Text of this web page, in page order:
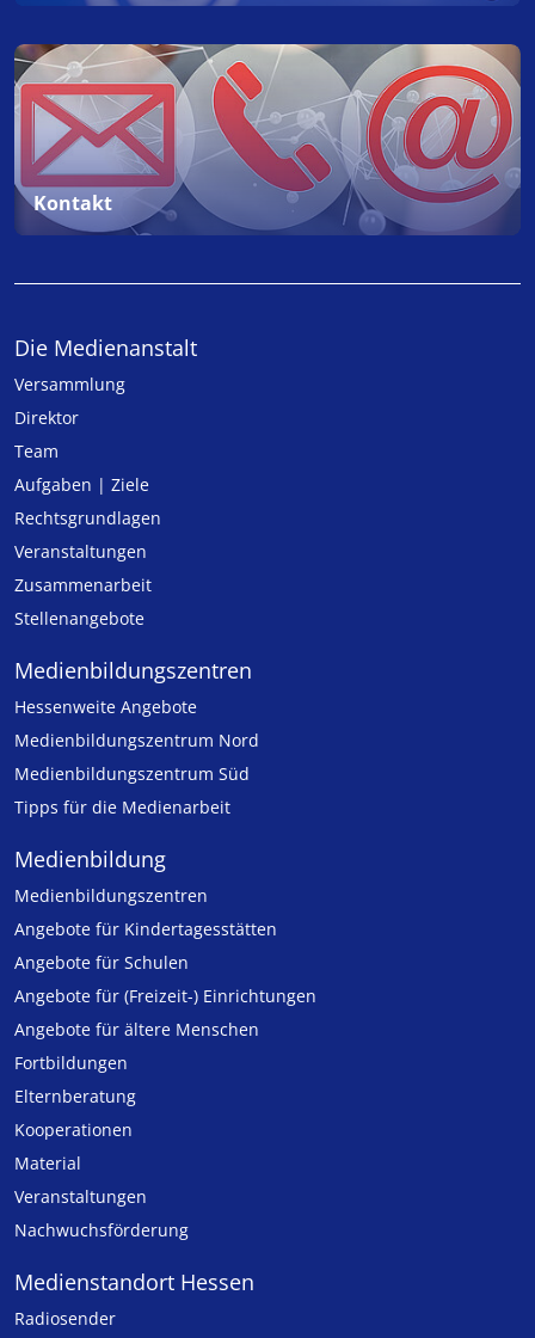
Kontakt
Die Medienanstalt
Versammlung
Direktor
Team
Aufgaben | Ziele
Rechtsgrundlagen
Veranstaltungen
Zusammenarbeit
Stellenangebote
Medien­bildungs­zentren
Hessenweite Angebote
Medienbildungszentrum Nord
Medienbildungszentrum Süd
Tipps für die Medienarbeit
Medienbildung
Medien­bildungs­zentren
Angebote für Kinder­tages­stätten
Angebote für Schulen
Angebote für (Freizeit-) Ein­rich­tungen
Angebote für ältere Menschen
Fortbildungen
Elternberatung
Kooperationen
Material
Veranstaltungen
Nachwuchsförderung
Medienstandort Hessen
Radiosender